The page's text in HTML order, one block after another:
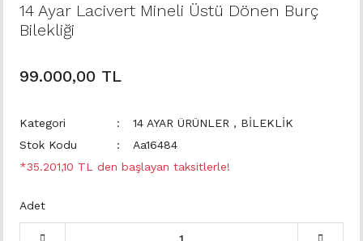
14 Ayar Lacivert Mineli Üstü Dönen Burç
Bilekliği
99.000,00 TL
Kategori 14 AYAR ÜRÜNLER , BİLEKLİK
Stok Kodu
Aa16484
*35.201,10 TL den başlayan taksitlerle!
Adet